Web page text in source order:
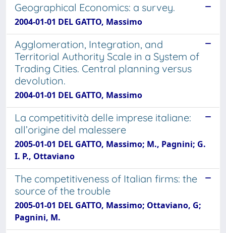
Geographical Economics: a survey.
2004-01-01 DEL GATTO, Massimo
Agglomeration, Integration, and
Territorial Authority Scale in a System of
Trading Cities. Central planning versus
devolution.
2004-01-01 DEL GATTO, Massimo
La competitività delle imprese italiane:
all’origine del malessere
2005-01-01 DEL GATTO, Massimo; M., Pagnini; G.
I. P., Ottaviano
The competitiveness of Italian firms: the
source of the trouble
2005-01-01 DEL GATTO, Massimo; Ottaviano, G;
Pagnini, M.